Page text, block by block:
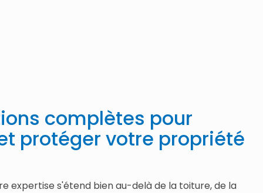
complètes pour
protéger votre propriété
expertise s'étend bien au-delà de la toiture, de la